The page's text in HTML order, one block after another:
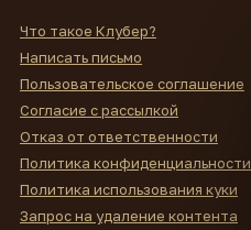
Что такое Клубер?
Написать письмо
Пользовательское соглашение
Согласие с рассылкой
Отказ от ответственности
Политика конфиденциальности
Политика использования куки
Запрос на удаление контента